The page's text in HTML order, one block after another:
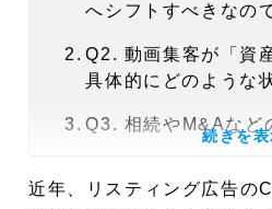
へシフトすべきなの
Q2. 動画集客が「資
具体的にどのような
Q3. 相続やM&Aなど
なぜ動画が有効なの
Q4. テキスト中心の
続きを
近年、リスティング広告の